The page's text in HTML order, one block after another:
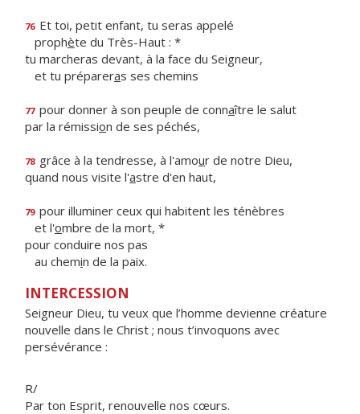
76 Et toi, petit enfant, tu seras appelé
prophète du Très-Haut : *
tu marcheras devant, à la face du Seigneur,
et tu prépareras ses chemins
77 pour donner à son peuple de connaître le salut
par la rémission de ses péchés,
78 grâce à la tendresse, à l'amour de notre Dieu,
quand nous visite l'astre d'en haut,
79 pour illuminer ceux qui habitent les ténèbres
et l'ombre de la mort, *
pour conduire nos pas
au chemin de la paix.
INTERCESSION
Seigneur Dieu, tu veux que l’homme devienne créature
nouvelle dans le Christ ; nous t’invoquons avec
persévérance :
R/
Par ton Esprit, renouvelle nos cœurs.